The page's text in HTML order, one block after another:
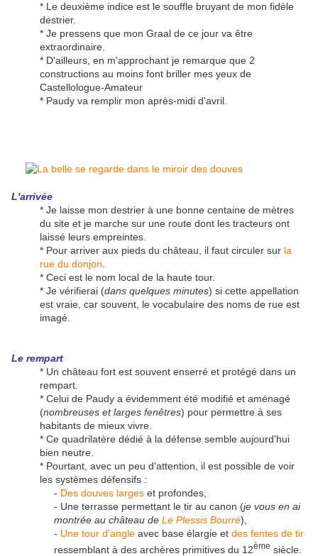
* Le deuxième indice est le souffle bruyant de mon fidèle
destrier.
* Je pressens que mon Graal de ce jour va être
extraordinaire.
* D'ailleurs, en m'approchant je remarque que 2
constructions au moins font briller mes yeux de
Castellologue-Amateur
* Paudy va remplir mon après-midi d'avril.
L'arrivée
* Je laisse mon destrier à une bonne centaine de mètres
du site et je marche sur une route dont les tracteurs ont
laissé leurs empreintes.
* Pour arriver aux pieds du château, il faut circuler sur la
rue du donjon
* Ceci est le nom local de la haute tour.
* Je vérifierai (dans quelques minutes) si cette appellation
est vraie, car souvent, le vocabulaire des noms de rue est
imagé.
Le rempart
* Un château fort est souvent enserré et protégé dans un
rempart.
* Celui de Paudy a évidemment été modifié et aménagé
(nombreuses et larges fenêtres) pour permettre à ses
habitants de mieux vivre.
* Ce quadrilatère dédié à la défense semble aujourd'hui
bien neutre.
* Pourtant, avec un peu d'attention, il est possible de voir
les systèmes défensifs :
- Des douves larges et profondes,
- Une terrasse permettant le tir au canon (je vous en ai
montrée au château de Le Plessis Bourré),
- Une tour d'angle avec base élargie et des fentes de tir
ressemblant à des archères primitives du 12ème siècle.